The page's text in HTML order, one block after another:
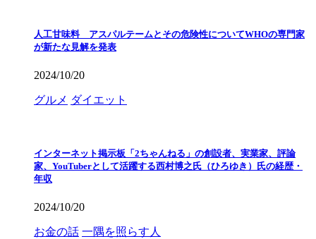
人工甘味料 アスパルテームとその危険性についてWHOの専門家
が新たな見解を発表
2024/10/20
グルメ ダイエット
インターネット掲示板「2ちゃんねる」の創設者、実業家、評論
家、YouTuberとして活躍する西村博之氏（ひろゆき）氏の経歴・
年収
2024/10/20
お金の話 一隅を照らす人